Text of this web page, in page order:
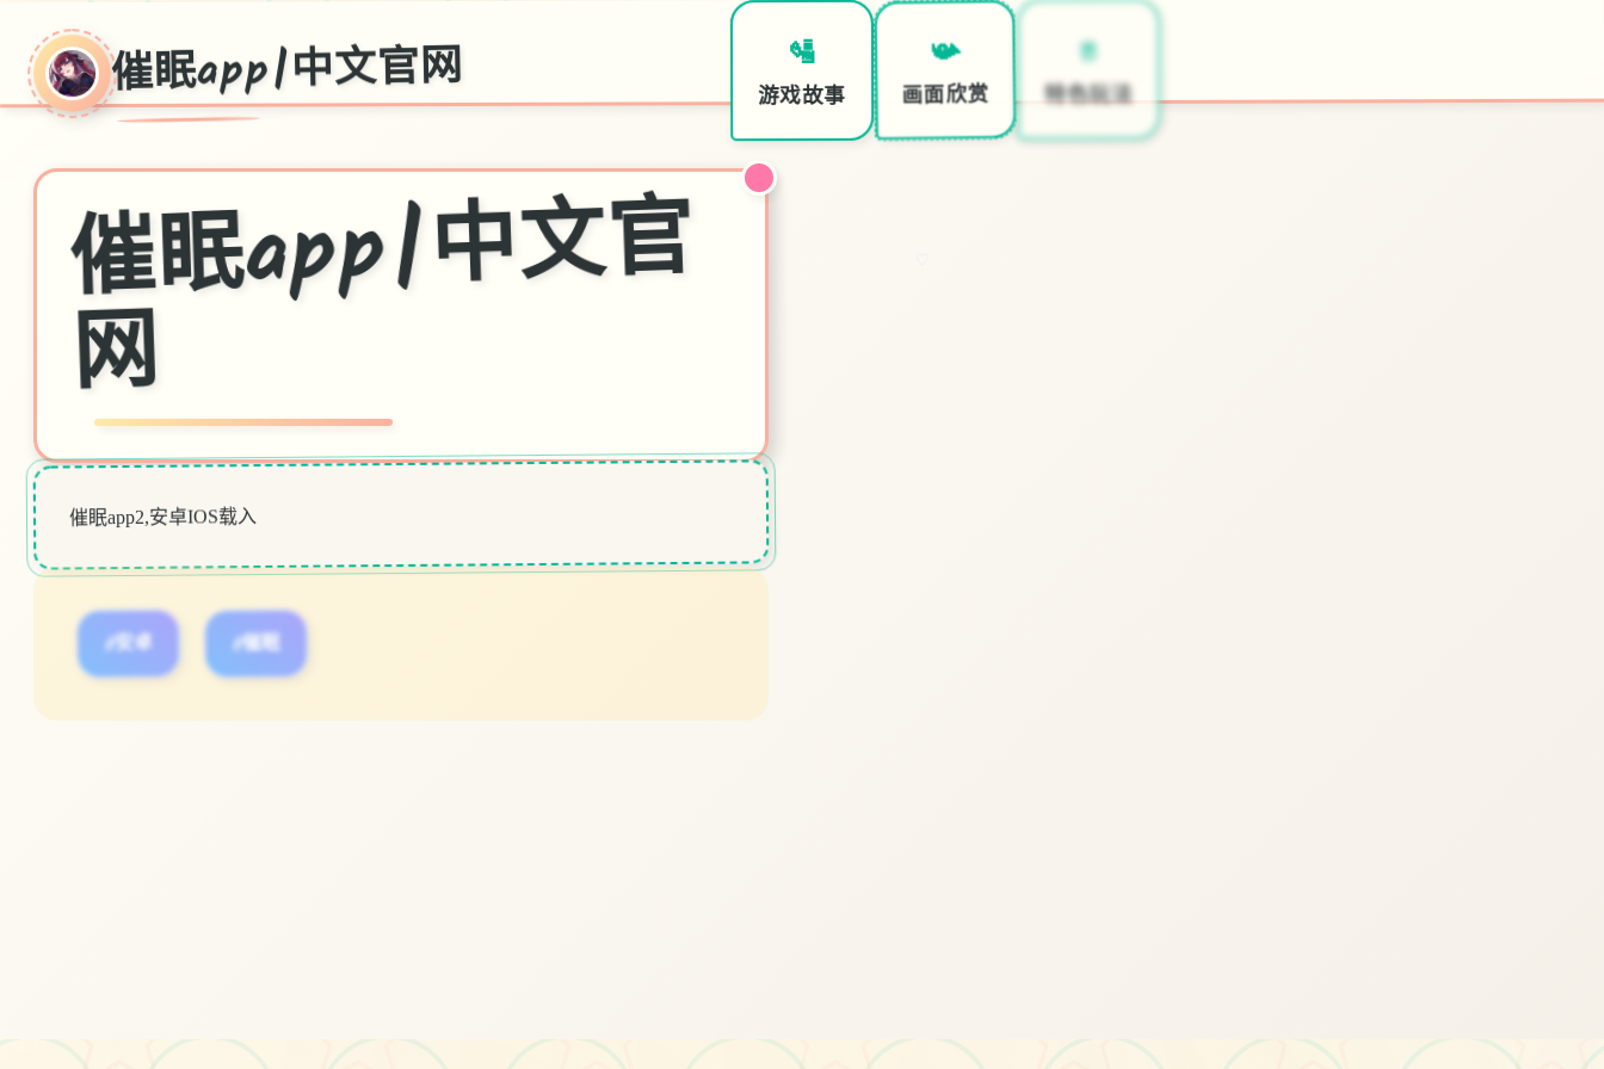
催眠app|中文官网 🛂
游戏故事
📯
画面欣赏
🚪
特色玩法 开始游戏
催
眠app|
中
文
官
网
催眠app2,安卓IOS载入
#安卓 #催眠